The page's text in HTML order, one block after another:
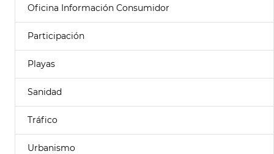
Oficina Información Consumidor
Participación
Playas
Sanidad
Tráfico
Urbanismo